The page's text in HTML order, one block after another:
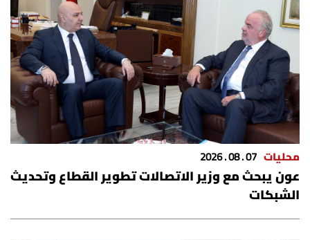
الرياضة
منوّعات
حظّك اليوم
للتاريخ
فيديو
محليات 07 . 08 . 2026
عون يبحث مع وزير الاتصالات تطوير القطاع وتحديث
الشبكات